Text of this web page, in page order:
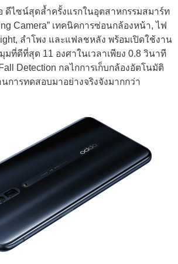
ดีไซน์สุดล้ำครั้งแรกในอุตสาหกรรมสมาร์ท
Camera” เทคนิคการซ่อนกล้องหน้า, ไฟ
ลำโพง และแฟลชหลัง พร้อมเปิดใช้งาน
ที่ดีที่สุด 11 องศาในเวลาเพียง 0.8 วินาที
Detection กลไกการเก็บกล้องอัตโนมัติ
การทดสอบมาอย่างจริงจังมากกว่า